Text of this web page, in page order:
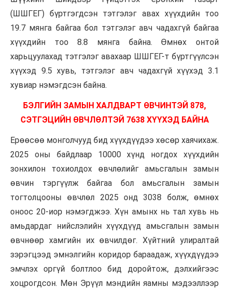
(ШШГЕГ) бүртгэгдсэн тэтгэлэг авах хүүхдийн тоо
19.7 мянга байгаа бол тэтгэлэг авч чадахгүй байгаа
хүүхдийн тоо 8.8 мянга байна. Өмнөх онтой
харьцуулахад тэтгэлэг авахаар ШШГЕГ-т бүртгүүлсэн
хүүхэд 9.5 хувь, тэтгэлэг авч чадахгүй хүүхэд 3.1
хувиар нэмэгдсэн байна.
БЭЛГИЙН ЗАМЫН ХАЛДВАРТ ӨВЧИНТЭЙ 878,
СЭТГЭЦИЙН ӨВЧЛӨЛТЭЙ 7638 ХҮҮХЭД БАЙНА
Ерөөсөө монголчууд бид хүүхдүүдээ хөсөр хаячихаж.
2025 оны байдлаар 10000 хүнд ногдох хүүхдийн
зонхилон тохиолдох өвчлөлийг амьсгалын замын
өвчин тэргүүлж байгаа бол амьсгалын замын
тогтолцооны өвчлөл 2025 онд 3038 болж, өмнөх
оноос 20-иор нэмэгджээ. Хүн амынх нь тал хувь нь
амьдардаг нийслэлийн хүүхдүүд амьсгалын замын
өвчнөөр хамгийн их өвчилдөг. Хүйтний улиралтай
зэрэгцээд эмнэлгийн коридор бараадаж, хүүхдүүдээ
эмчлэх оргүй болтлоо бид доройтож, дэлхийгээс
хоцрогдсон. Мөн Эрүүл мэндийн яамны мэдээллээр